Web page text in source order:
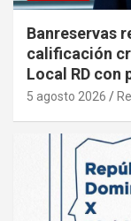
Banreservas
calificación
Local RD con
5 agosto 2026